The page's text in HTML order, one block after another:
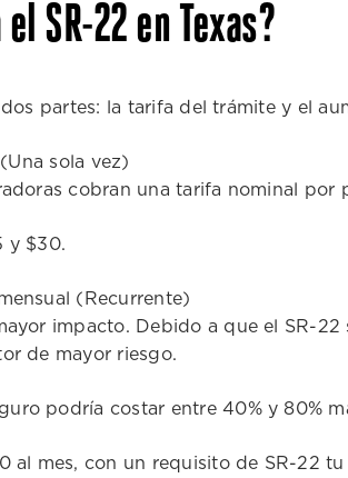
SR-22 en Texas?
partes: la tarifa del trámite y el
sola vez)
cobran una tarifa nominal por
y $30.
(Recurrente)
impacto. Debido a que el SR-
de mayor riesgo.
podría costar entre 40% y 80%
al mes, con un requisito de SR-22